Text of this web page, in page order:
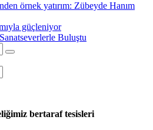
örnek yatırım: Zübeyde Hanım
güçleniyor
Buluştu
bertaraf tesisleri